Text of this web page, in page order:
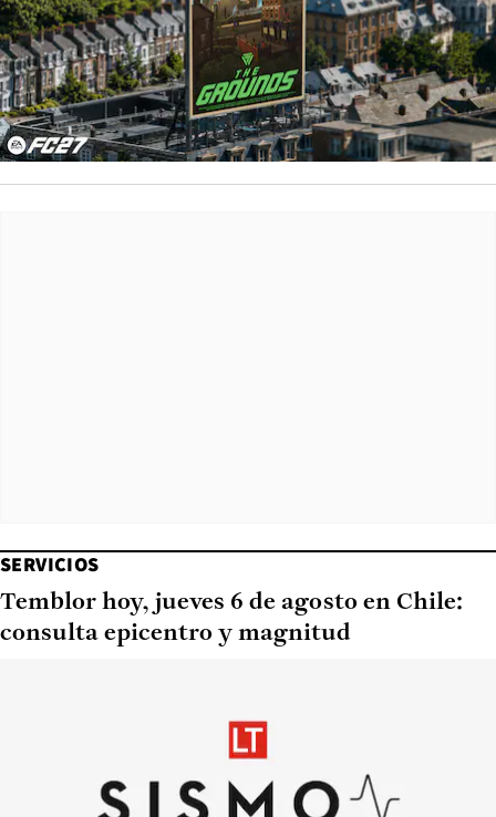
SERVICIOS
Temblor hoy, jueves 6 de agosto en Chile:
consulta epicentro y magnitud